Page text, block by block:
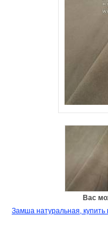
Вас
Замша натуральная, купить